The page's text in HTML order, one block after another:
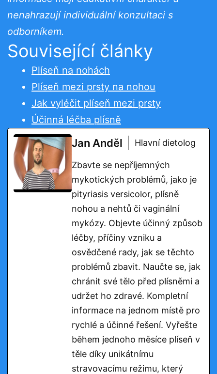
nenahrazují individuální konzultaci s
odborníkem.
Související články
Plíseň na nohách
Plíseň mezi prsty na nohou
Jak vyléčit plíseň mezi prsty
Účinná léčba plísně
Jan Anděl Hlavní dietolog
Zbavte se nepříjemných
mykotických problémů, jako je
pityriasis versicolor, plísně
nohou a nehtů či vaginální
mykózy. Objevte účinný způsob
léčby, příčiny vzniku a
osvědčené rady, jak se těchto
problémů zbavit. Naučte se, jak
chránit své tělo před plísněmi a
udržet ho zdravé. Kompletní
informace na jednom místě pro
rychlé a účinné řešení. Vyřešte
během jednoho měsíce plíseň v
těle díky unikátnímu
stravovacímu režimu, který